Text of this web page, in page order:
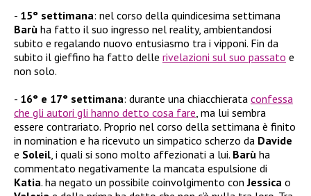
15° settimana: nel corso della quindicesima settimana
Barù ha fatto il suo ingresso nel reality, ambientandosi
subito e regalando nuovo entusiasmo tra i vipponi. Fin da
subito il gieffino ha fatto delle rivelazioni sul suo passato e
non solo.
16° e 17° settimana: durante una chiacchierata confessa
che gli autori gli hanno detto cosa fare, ma lui sembra
essere contrariato. Proprio nel corso della settimana è finito
in nomination e ha ricevuto un simpatico scherzo da Davide
e Soleil, i quali si sono molto affezionati a lui. Barù ha
commentato negativamente la mancata espulsione di
Katia. ha negato un possibile coinvolgimento conJessica o